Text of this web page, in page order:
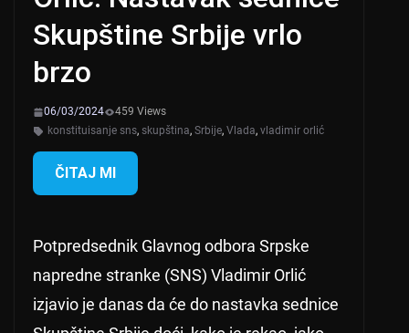
Skupštine Srbije vrlo
brzo
06/03/2024
459 Views
konstituisanje sns, skupština, Srbije, Vlada, vladimir orlić
ČITAJ MI
Potpredsednik Glavnog odbora Srpske
napredne stranke (SNS) Vladimir Orlić
izjavio je danas da će do nastavka sednice